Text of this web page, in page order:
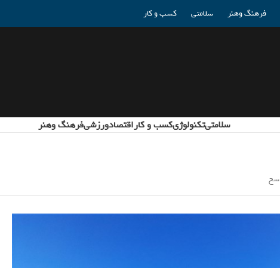
فرهنگ وهنر سلامتی کسب و کار
سلامتیتکنولوژیکسب و کاراقتصادورزشیفرهنگ وهنر